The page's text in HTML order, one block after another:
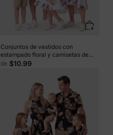
Conjuntos de vestidos con
estampado floral y camisetas de
manga corta con bloques de color
onduladas a juego para toda la
familia en azul
de $10.99